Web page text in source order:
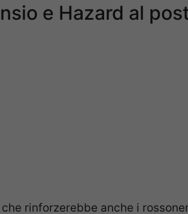
e Hazard al
rinforzerebbe anche i